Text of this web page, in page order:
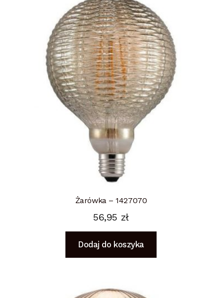
Żarówka – 1427070
56,95 zł
Dodaj do koszyka